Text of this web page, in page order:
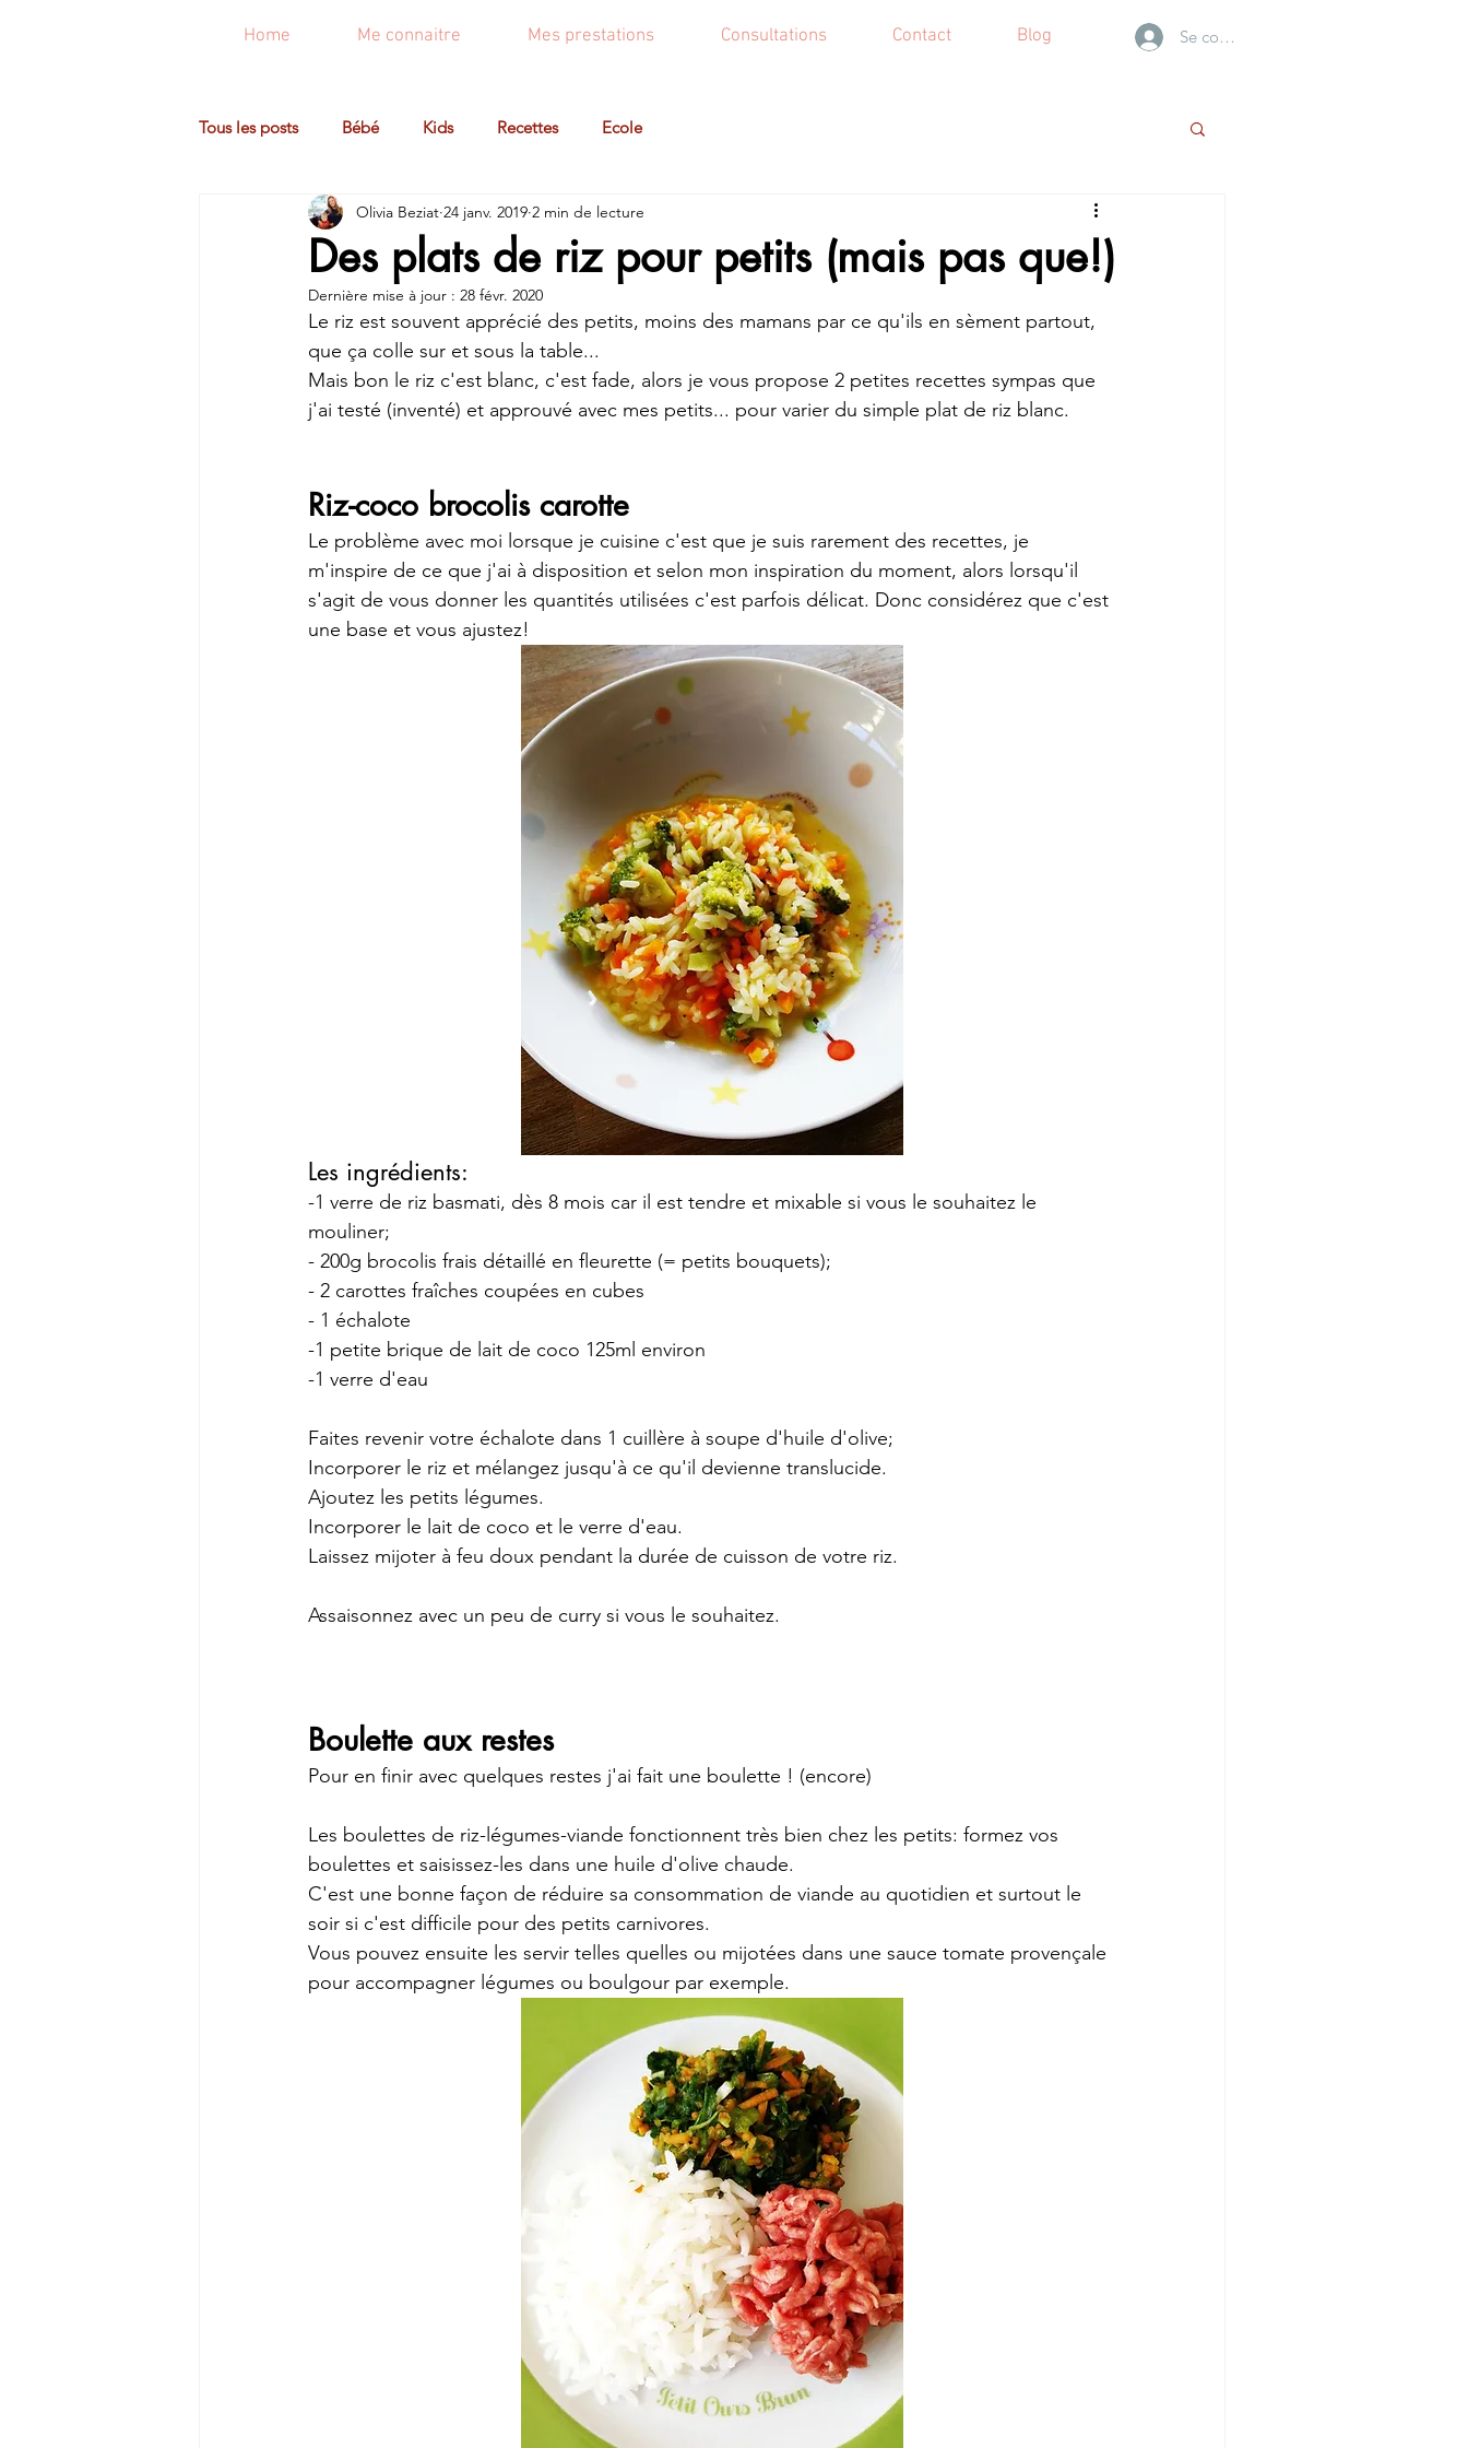
Home Me connaitre Mes prestations Consultations Contact Blog Se connecter
Tous les posts Bébé Kids Recettes Ecole
Des plats de riz pour petits (mais pas que!)
Olivia Beziat 24 janv. 2019 2 min de lecture
Dernière mise à jour : 28 févr. 2020
Le riz est souvent apprécié des petits, moins des mamans par ce qu'ils en sèment partout,
que ça colle sur et sous la table...
Mais bon le riz c'est blanc, c'est fade, alors je vous propose 2 petites recettes sympas que
j'ai testé (inventé) et approuvé avec mes petits... pour varier du simple plat de riz blanc.
Riz-coco brocolis carotte
Le problème avec moi lorsque je cuisine c'est que je suis rarement des recettes, je
m'inspire de ce que j'ai à disposition et selon mon inspiration du moment, alors lorsqu'il
s'agit de vous donner les quantités utilisées c'est parfois délicat. Donc considérez que c'est
une base et vous ajustez!
Les ingrédients:
-1 verre de riz basmati, dès 8 mois car il est tendre et mixable si vous le souhaitez le
mouliner;
- 200g brocolis frais détaillé en fleurette (= petits bouquets);
- 2 carottes fraîches coupées en cubes
- 1 échalote
-1 petite brique de lait de coco 125ml environ
-1 verre d'eau
Faites revenir votre échalote dans 1 cuillère à soupe d'huile d'olive;
Incorporer le riz et mélangez jusqu'à ce qu'il devienne translucide.
Ajoutez les petits légumes.
Incorporer le lait de coco et le verre d'eau.
Laissez mijoter à feu doux pendant la durée de cuisson de votre riz.
Assaisonnez avec un peu de curry si vous le souhaitez.
Boulette aux restes
Pour en finir avec quelques restes j'ai fait une boulette ! (encore)
Les boulettes de riz-légumes-viande fonctionnent très bien chez les petits: formez vos
boulettes et saisissez-les dans une huile d'olive chaude.
C'est une bonne façon de réduire sa consommation de viande au quotidien et surtout le
soir si c'est difficile pour des petits carnivores.
Vous pouvez ensuite les servir telles quelles ou mijotées dans une sauce tomate provençale
pour accompagner légumes ou boulgour par exemple.